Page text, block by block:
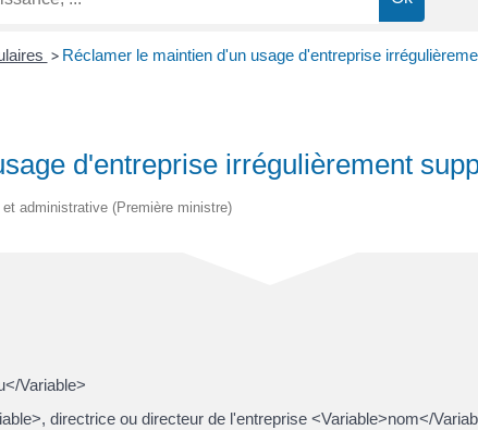
> Réclamer le maintien d'un usage d'entreprise
d'entreprise irrégulièrement
administrative (Première ministre)
Variable>
directrice ou directeur de l'entreprise <Variable>nom</